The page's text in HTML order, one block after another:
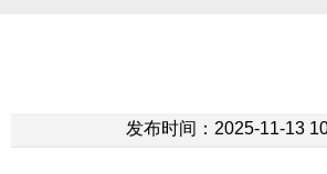
发布时间：2025-11-13